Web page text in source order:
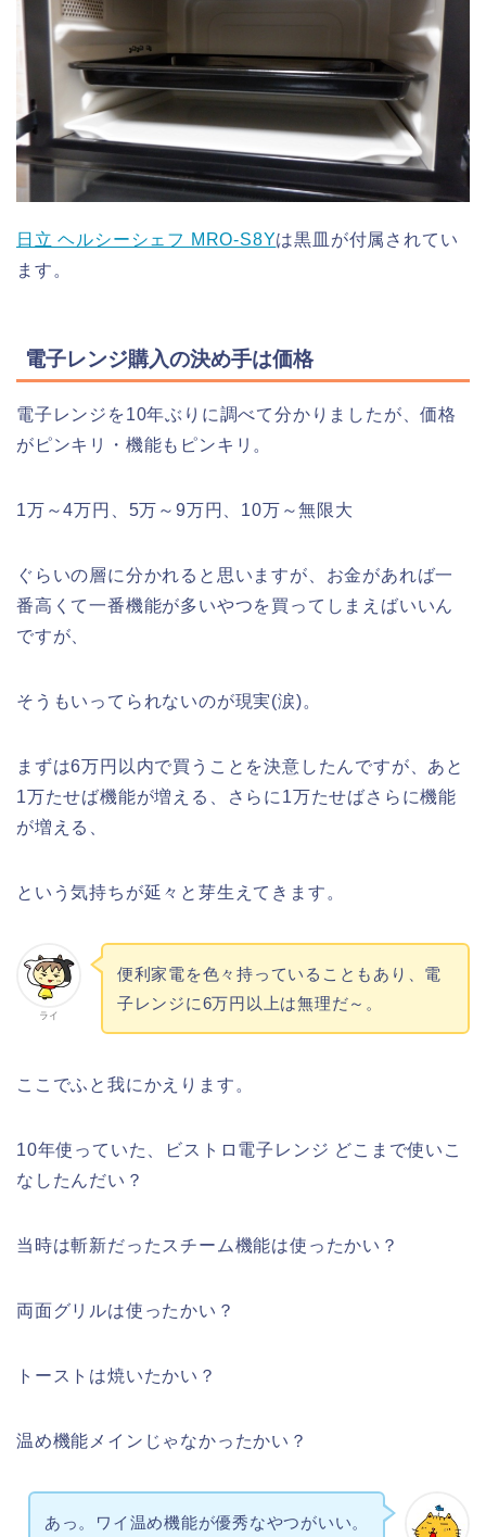
日立 ヘルシーシェフ MRO-S8Yは黒皿が付属されてい
ます。
電子レンジ購入の決め手は価格
電子レンジを10年ぶりに調べて分かりましたが、価格
がピンキリ・機能もピンキリ。
1万～4万円、5万～9万円、10万～無限大
ぐらいの層に分かれると思いますが、お金があれば一
番高くて一番機能が多いやつを買ってしまえばいいん
ですが、
そうもいってられないのが現実(涙)。
まずは6万円以内で買うことを決意したんですが、あと
1万たせば機能が増える、さらに1万たせばさらに機能
が増える、
という気持ちが延々と芽生えてきます。
ライ
便利家電を色々持っていることもあり、電
子レンジに6万円以上は無理だ～。
ここでふと我にかえります。
10年使っていた、ビストロ電子レンジ どこまで使いこ
なしたんだい？
当時は斬新だったスチーム機能は使ったかい？
両面グリルは使ったかい？
トーストは焼いたかい？
温め機能メインじゃなかったかい？
あっ。ワイ温め機能が優秀なやつがいい。